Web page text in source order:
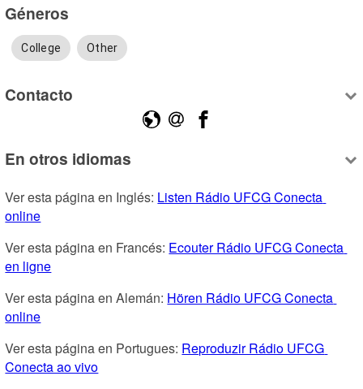
Géneros
College Other
Contacto
En otros idiomas
Ver esta página en Inglés: Listen Rádio UFCG Conecta
online
Ver esta página en Francés: Ecouter Rádio UFCG Conecta
en ligne
Ver esta página en Alemán: Hören Rádio UFCG Conecta
online
Ver esta página en Portugues: Reproduzir Rádio UFCG
Conecta ao vivo